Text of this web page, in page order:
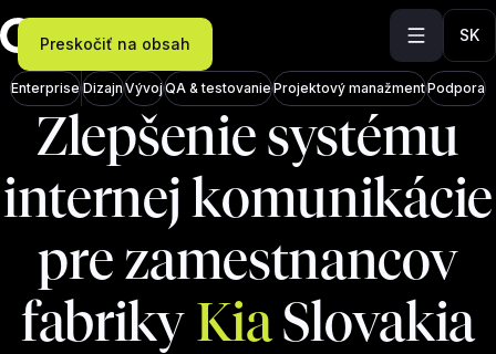
Preskočiť na obsah SK
Enterprise DizajnVývojQA & testovanieProjektový manažmentPodpora
Zlepšenie systému
internej komunikácie
pre zamestnancov
fabriky KiaSlovakia